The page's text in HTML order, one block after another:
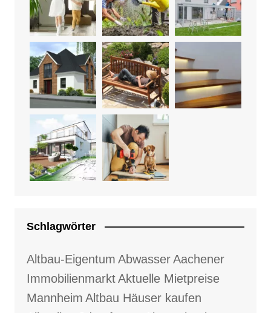
Schlagwörter
Altbau-Eigentum AbwasserAachener
ImmobilienmarktAktuelle Mietpreise
Mannheim Altbau Häuser kaufen